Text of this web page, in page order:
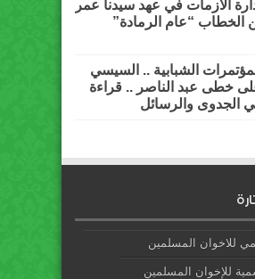
الأزمات في عهد سيدنا عمر
الخطاب “عام الرمادة”
الشبابية .. السيسي
خطى عبد الناصر .. قراءة
الجدوى والرسائل
للاخوان المسلمين
للإخوان المسلمين